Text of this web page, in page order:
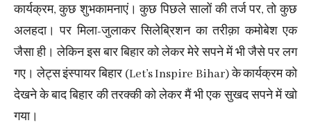
कार्यक्रम, कुछ शुभकामनाएं। कुछ पिछले सालों की तर्ज पर, तो कुछ
अलहदा। पर मिला-जुलाकर सिलेब्रिशन का तरीक़ा कमोबेश एक
जैसा ही। लेकिन इस बार बिहार को लेकर मेरे सपने में भी जैसे पर लग
गए। लेट्स इंस्पायर बिहार (Let’s Inspire Bihar) के कार्यक्रम को
देखने के बाद बिहार की तरक्की को लेकर मैं भी एक सुखद सपने में खो
गया।